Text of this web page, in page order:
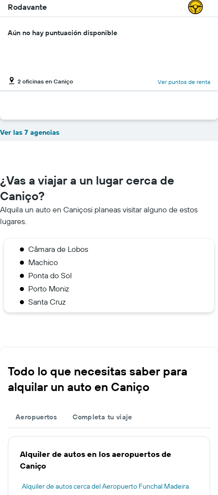
Rodavante
Aún no hay puntuación disponible
2 oficinas en Caniço Ver puntos de renta
Ver las 7 agencias
¿Vas a viajar a un lugar cerca de
Caniço?
Alquila un auto en Caniçosi planeas visitar alguno de estos
lugares.
Câmara de Lobos
Machico
Ponta do Sol
Porto Moniz
Santa Cruz
Todo lo que necesitas saber para
alquilar un auto en Caniço
Aeropuertos Completa tu viaje
Alquiler de autos en los aeropuertos de
Caniço
Alquiler de autos cerca del Aeropuerto Funchal Madeira